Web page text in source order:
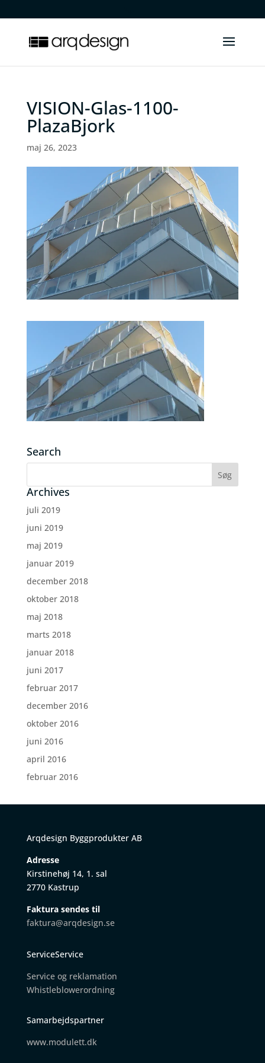
VISION-Glas-1100-
PlazaBjork
maj 26, 2023
Search
Archives
juli 2019
juni 2019
maj 2019
januar 2019
december 2018
oktober 2018
maj 2018
marts 2018
januar 2018
juni 2017
februar 2017
december 2016
oktober 2016
juni 2016
april 2016
februar 2016
Arqdesign Byggprodukter AB
Adresse
Kirstinehøj 14, 1. sal
2770 Kastrup
Faktura sendes til
faktura@arqdesign.se
ServiceService
Service og reklamation
Whistleblowerordning
Samarbejdspartner
www.modulett.dk